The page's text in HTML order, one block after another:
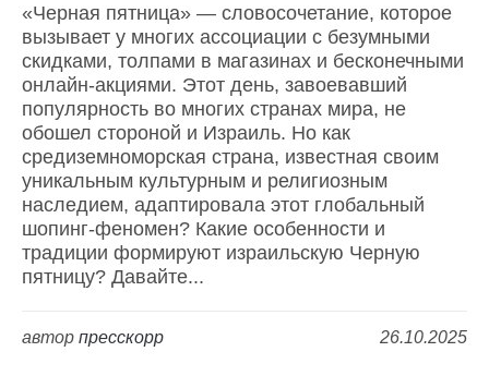
«Черная пятница» — словосочетание, которое
вызывает у многих ассоциации с безумными
скидками, толпами в магазинах и бесконечными
онлайн-акциями. Этот день, завоевавший
популярность во многих странах мира, не
обошел стороной и Израиль. Но как
средиземноморская страна, известная своим
уникальным культурным и религиозным
наследием, адаптировала этот глобальный
шопинг-феномен? Какие особенности и
традиции формируют израильскую Черную
пятницу? Давайте...
26.10.2025
автор пресскорр